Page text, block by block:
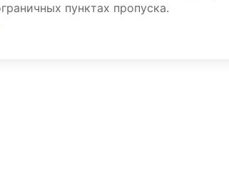
пунктах пропуска.